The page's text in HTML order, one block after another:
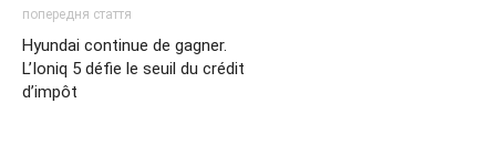
попередня стаття
Hyundai continue de gagner.
L’Ioniq 5 défie le seuil du crédit
d’impôt